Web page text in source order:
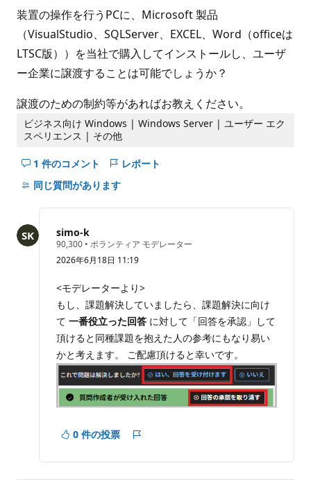
イ
ン
ト
装置の操作を行うPCに、Microsoft 製品
（VisualStudio、SQLServer、EXCEL、Word（officeは
LTSC版））を当社で購入してインストールし、ユーザ
ー企業に譲渡することは可能でしょうか？
譲渡のための制約等があればお教えください。
ビジネス向け Windows | Windows Server | ユーザー エク
スペリエンス | その他
1 件のコメント
こ
の
コ
メ
ン
を
非
表
示
に
す
る
レポート
同じ質問があります
simo-k
90,300 評
価
の
イ
ン
ト
• ボランティア モデレーター
2026年6月18日 11:19
<モデレーターより>
もし、課題解決していましたら、課題解決に向け
て 一番役立った回答 に対して「回答を承認」して
頂けると同種課題を抱えた人の参考にもなり易い
かと考えます。 ご配慮頂けると幸いです。
0 件の投票